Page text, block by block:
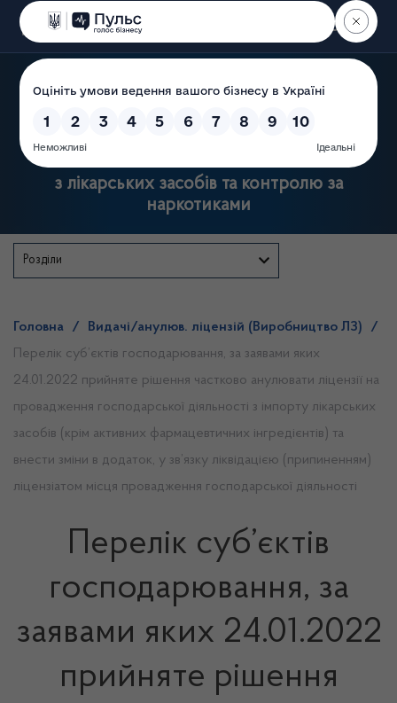
Пошук
Державна служба України
з лікарських засобів та контролю за
наркотиками
Розділи
Головна / Видачі/анулюв. ліцензій (Виробництво ЛЗ)
/
Перелік суб’єктів господарювання, за заявами яких
24.01.2022 прийняте рішення частково анулювати ліцензії на
провадження господарської діяльності з імпорту лікарських
засобів (крім активних фармацевтичних інгредієнтів) та
внести зміни в додаток, у зв’язку ліквідацією (припиненням)
ліцензіатом місця провадження господарської діяльності
Перелік суб’єктів
господарювання, за
заявами яких 24.01.2022
прийняте рішення